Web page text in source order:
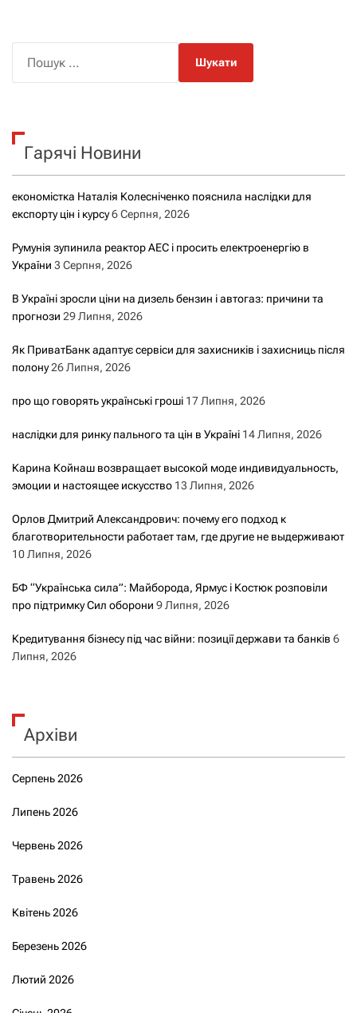
к
Гарячі Новини
економістка Наталія Колесніченко пояснила наслідки для
експорту цін і курсу6 Серпня, 2026
Румунія зупинила реактор АЕС і просить електроенергію в
України 3 Серпня, 2026
В Україні зросли ціни на дизель бензин і автогаз: причини та
прогнози 29 Липня, 2026
Як ПриватБанк адаптує сервіси для захисників і захисниць після
полону26 Липня, 2026
про що говорять українські гроші 17 Липня, 2026
наслідки для ринку пального та цін в Україні 14 Липня, 2026
Карина Койнаш возвращает высокой моде индивидуальность,
эмоции и настоящее искусство 13 Липня, 2026
Орлов Дмитрий Александрович: почему его подход к
благотворительности работает там, где другие не выдерживают
10 Липня, 2026
БФ “Українська сила”: Майборода, Ярмус і Костюк розповіли
про підтримку Сил оборони 9 Липня, 2026
Кредитування бізнесу під час війни: позиції держави та банків 6
Липня, 2026
Архіви
Серпень 2026
Липень 2026
Червень 2026
Травень 2026
Квітень 2026
Березень 2026
Лютий 2026